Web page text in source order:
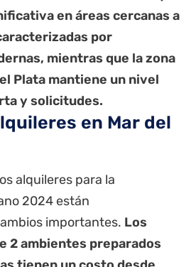
en áreas cercanas a
por
mientras que la zona
Plata mantiene un nivel
y solicitudes.
en Mar del
alquileres para la
2024 están
importantes. Los
2 ambientes preparados